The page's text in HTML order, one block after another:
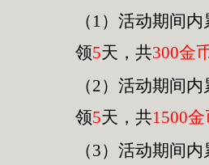
（1）活动期间
领5天，共300金
（2）活动期间
领5天，共1500金
（3）活动期间